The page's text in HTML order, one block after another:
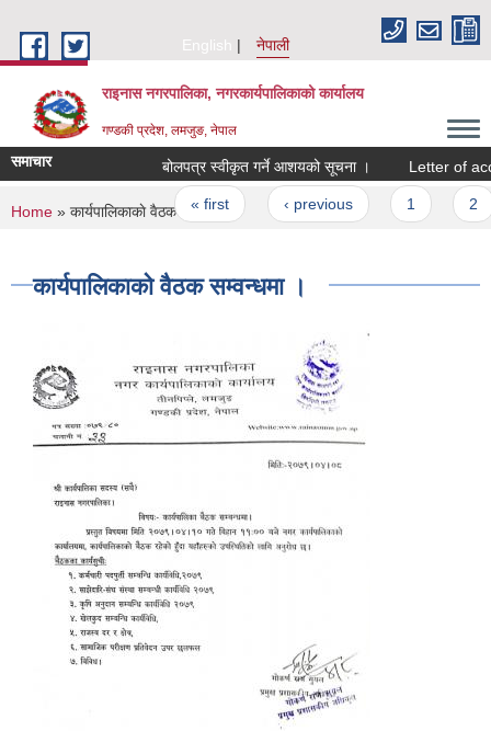
English
नेपाली
राइनास नगरपालिका, नगरकार्यपालिकाको कार्यालय
गण्डकी प्रदेश, लमजुङ, नेपाल
समाचार बोलपत्र स्वीकृत गर्ने आशयको सूचना । Letter of
Pages
« first ‹ previous 1 2
You are here
Home » कार्यपालिकाकाे वैठक सम्वन्धमा ।
कार्यपालिकाकाे वैठक सम्वन्धमा ।